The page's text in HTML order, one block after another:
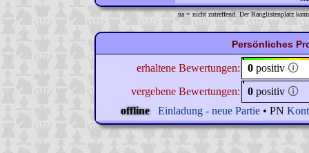
na = nicht zutreffend. Der Ranglistenplatz
Persönliches
erhaltene Bewertungen: 0 positiv 🛈
vergebene Bewertungen:
0 positiv 🛈
offline
Einladung - neue Partie • PN